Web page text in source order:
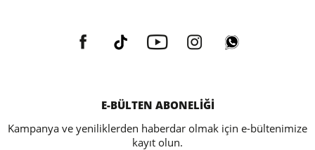
E-BÜLTEN ABONELİĞİ
Kampanya ve yeniliklerden haberdar olmak için e-bültenimize
kayıt olun.